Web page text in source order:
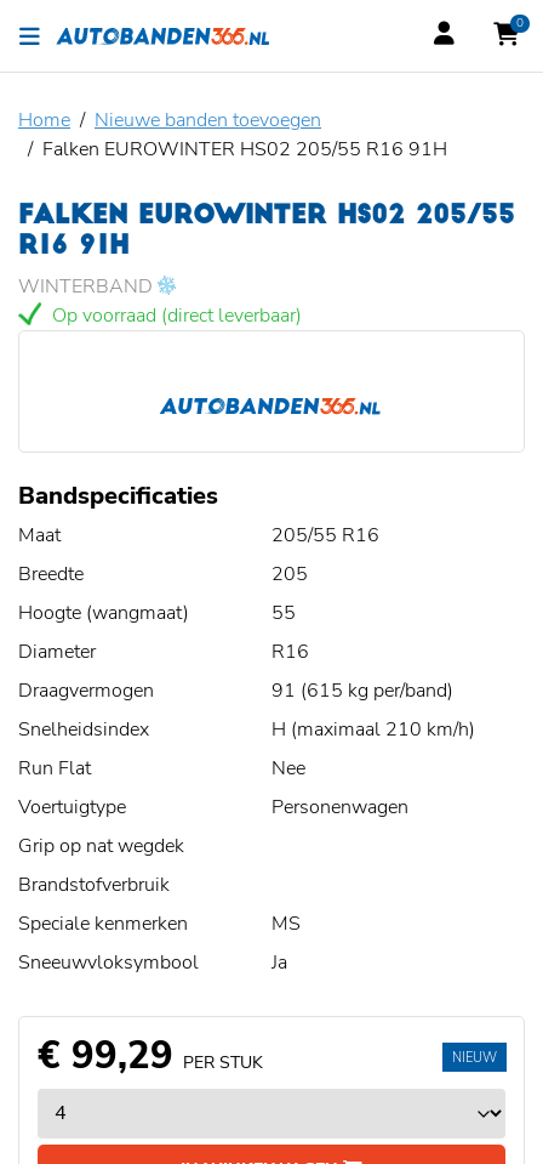
0
Home
Nieuwe banden toevoegen
Falken EUROWINTER HS02 205/55 R16 91H
FALKEN EUROWINTER HS02 205/55
R16 91H
WINTERBAND
Op voorraad (direct leverbaar)
Bandspecificaties
Maat
205/55 R16
Breedte
205
Hoogte (wangmaat)
55
Diameter
R16
Draagvermogen
91 (615 kg per/band)
Snelheidsindex
H (maximaal 210 km/h)
Run Flat
Nee
Voertuigtype
Personenwagen
Grip op nat wegdek
Brandstofverbruik
Speciale kenmerken
MS
Sneeuwvloksymbool
Ja
€ 99,29 PER STUK NIEUW